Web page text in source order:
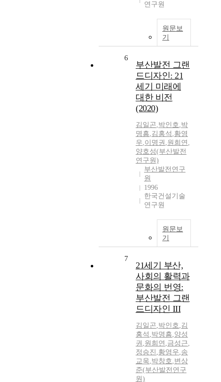
연구원
원문보
기
6
부산발전 그랜
드디자인: 21
세기 미래에
대한 비전
(2020)
김일곤,박인호,박
명흠,김홍석 ,황영
우,이명권 ,원희연 ,
양호성(부산발전
연구원)
부산발전연구
원
1996
한국건설기술
연구원
원문보
기
7
21세기 부산,
사회의 활력과
문화의 번영:
부산발전 그랜
드디자인 III
김일곤,박인호,김
홍석 ,박명흠,양성
권 ,원희연 ,금성근,
정승진 ,황영우,송
교욱,박창호,변상
준(부산발전연구
원)